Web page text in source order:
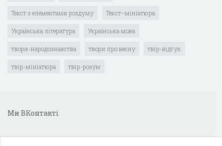
Текст з елементами роздуму Текст–мініатюра
Українська література Українська мова
твори-народознавства твори про весну твір-відгук
твір-мініатюра твір-розум
Ми ВКонтакті